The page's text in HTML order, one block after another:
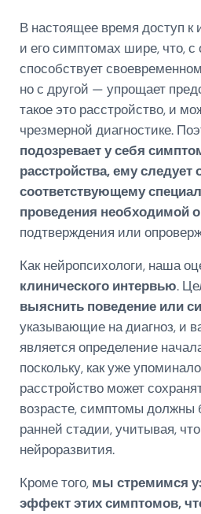
В настоящее время доступ к
и его симптомах шире, что, с
способствует
но с другой — упрощает
такое это расстройство, и
чрезмерной диагностике.
подозревает у себя
расстройства, ему следует
соответствующему
проведения необходимой
подтверждения или
Как нейропсихологи, наша
клинического интервью.
выяснить поведение или
указывающие на диагноз, и
является определение
поскольку, как уже
расстройство может
возрасте, симптомы должны
ранней стадии, учитывая,
нейроразвития.
Кроме того, мы стремимся
эффект этих симптомов,